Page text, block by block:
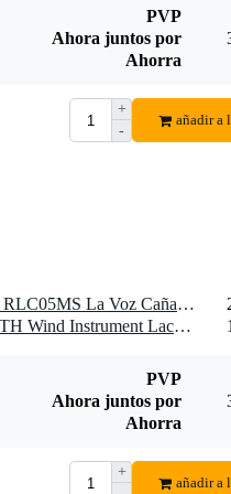
PVP
Ahora juntos por
Ahorra
+
-
añadir a
1 x D'Addario Woodwinds RLC05MS La Voz Caña saxofón barítono, Medium Soft, paquete de 5, sin lengüeta
1 x Yamaha BMMLCCLOTH Wind Instrument Lacquer Cloth
PVP
Ahora juntos por
Ahorra
+
añadir a